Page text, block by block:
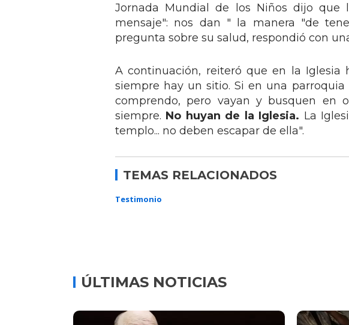
Jornada Mundial de los Niños dijo que
mensaje": nos dan " la manera "de
pregunta sobre su salud, respondió con
A continuación, reiteró que en la Iglesia
siempre hay un sitio. Si en una
comprendo, pero vayan y busquen en
siempre. No huyan de la Iglesia. La
templo... no deben escapar de ella".
TEMAS RELACIONADOS
Testimonio
ÚLTIMAS NOTICIAS